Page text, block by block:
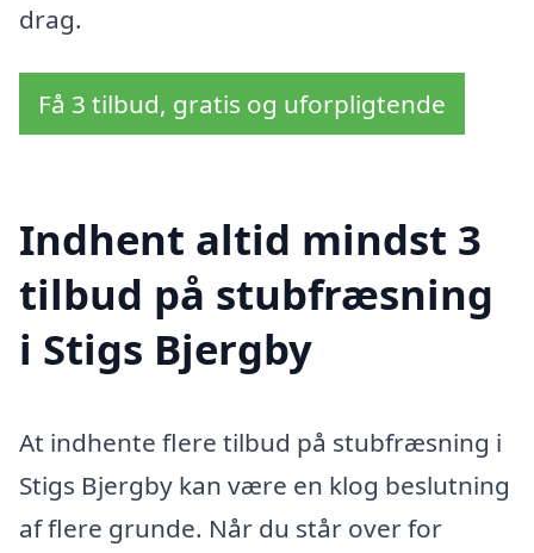
drag.
Få 3 tilbud, gratis og uforpligtende
Indhent altid mindst 3
tilbud på stubfræsning
i Stigs Bjergby
At indhente flere tilbud på stubfræsning i
Stigs Bjergby kan være en klog beslutning
af flere grunde. Når du står over for